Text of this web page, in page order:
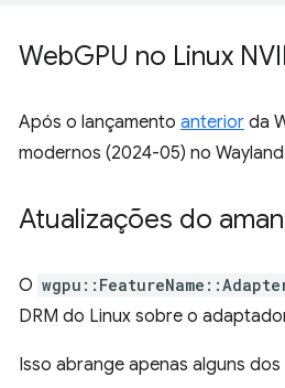
WebGPU no Linux
Após o lançamento anterior da
modernos (2024-05) no
Atualizações do
O
DRM do Linux sobre o
Isso abrange apenas alguns